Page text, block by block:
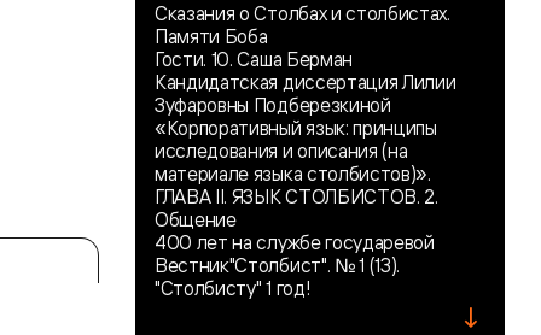
Сказания о Столбах и столбистах.
Памяти Боба
Гости. 10. Саша Берман
Кандидатская диссертация Лилии
Зуфаровны Подберезкиной
«Корпоративный язык: принципы
исследования и описания (на
материале языка столбистов)».
ГЛАВА II. ЯЗЫК СТОЛБИСТОВ. 2.
Общение
400 лет на службе государевой
Вестник"Столбист". № 1 (13).
"Столбисту" 1 год!
↓